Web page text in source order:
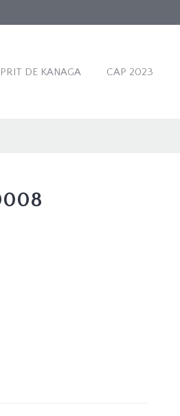
DE KANAGA CAP 2023